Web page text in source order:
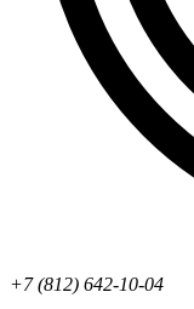
+7 (812) 642-10-04